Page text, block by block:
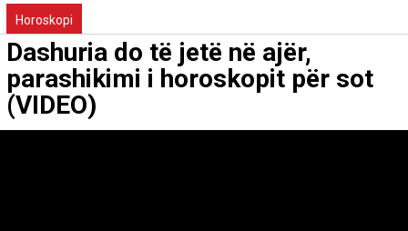
Horoskopi
Dashuria do të jetë në ajër,
parashikimi i horoskopit për sot
(VIDEO)